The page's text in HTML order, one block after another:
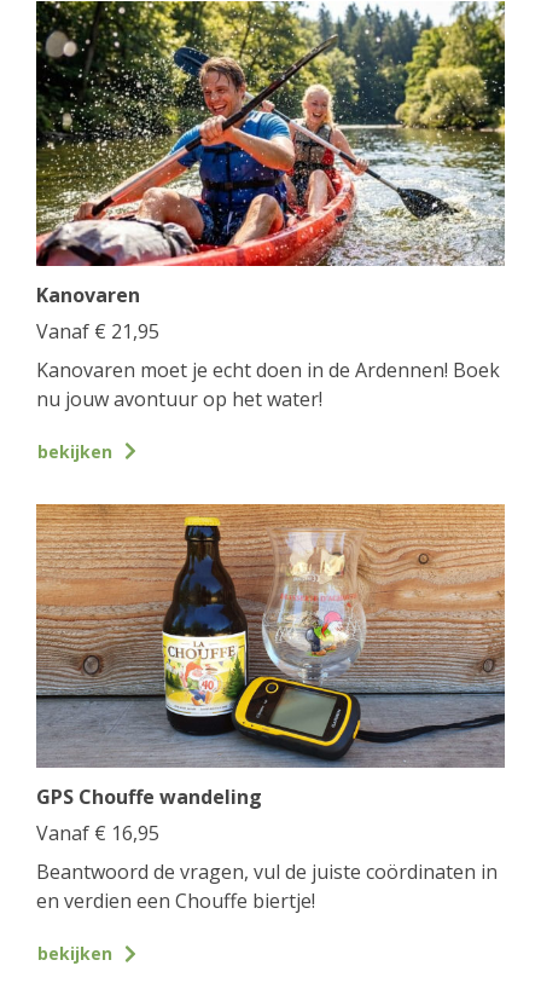
Kanovaren
Vanaf € 21,95
Kanovaren moet je echt doen in de Ardennen! Boek
nu jouw avontuur op het water!
bekijken
GPS Chouffe wandeling
Vanaf € 16,95
Beantwoord de vragen, vul de juiste coördinaten in
en verdien een Chouffe biertje!
bekijken